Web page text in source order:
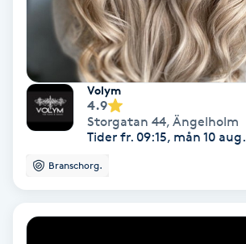
Kemisk peeling
Keratinbehandling
Kinesiologi
Kinesisk medicin
Volym
4.9
Storgatan 44, Ängelholm
Tider fr. 09:15, mån 10 aug.
Branschorg.